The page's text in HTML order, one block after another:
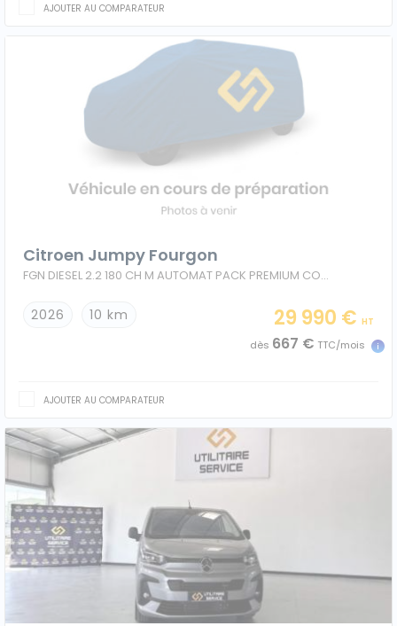
AJOUTER AU COMPARATEUR
Citroen Jumpy Fourgon
FGN DIESEL 2.2 180 CH M AUTOMAT PACK PREMIUM CONNECT + CONFORT
2026 10 km 29 990 € HT
dès 667 € TTC/mois
AJOUTER AU COMPARATEUR